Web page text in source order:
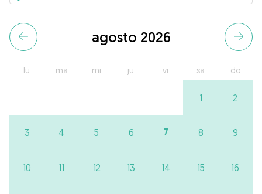
agosto 2026
lu ma mi ju vi sa do
1 2
3 4 5 6 7 8 9
10 11 12 13 14 15 16